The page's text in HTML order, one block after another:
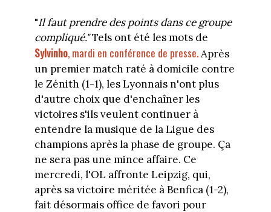
"Il faut prendre des points dans ce groupe
compliqué."Tels ont été les mots de
Sylvinho, mardi en conférence de presse.Après
un premier match raté à domicile contre
le Zénith (1-1), les Lyonnais n'ont plus
d'autre choix que d'enchaîner les
victoires s'ils veulent continuer à
entendre la musique de la Ligue des
champions après la phase de groupe. Ça
ne sera pas une mince affaire. Ce
mercredi, l'OL affronte Leipzig, qui,
après sa victoire méritée à Benfica (1-2),
fait désormais office de favori pour